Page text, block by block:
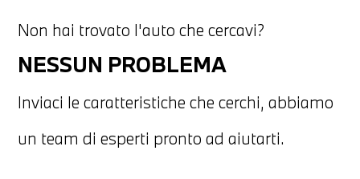
Non hai trovato l'auto che cercavi?
NESSUN PROBLEMA
Inviaci le caratteristiche che cerchi, abbiamo
un team di esperti pronto ad aiutarti.